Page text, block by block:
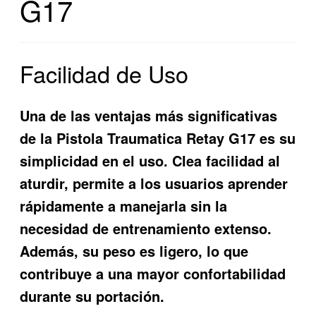
G17
Facilidad de Uso
Una de las ventajas más significativas
de la Pistola Traumatica Retay G17 es su
simplicidad en el uso. Clea facilidad al
aturdir, permite a los usuarios aprender
rápidamente a manejarla sin la
necesidad de entrenamiento extenso.
Además, su peso es ligero, lo que
contribuye a una mayor confortabilidad
durante su portación.